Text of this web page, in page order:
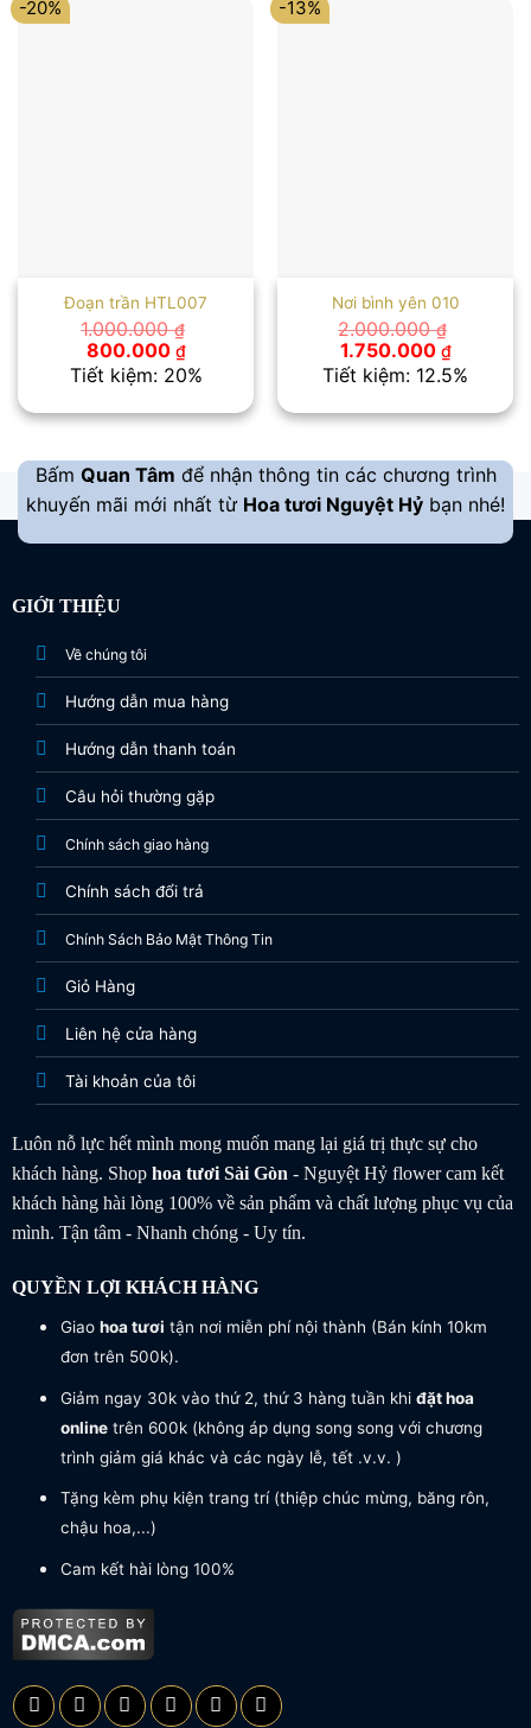
-20%
Đoạn trần HTL007
1.000.000₫
Giá
gốc
là:
800.000 ₫Giá
hiện
tại
800.000 ₫.
Tiết kiệm: 20%
-13%
Nơi bình yên 010
2.000.000₫
Giá
gốc
là:
1.750.000 ₫Giá
hiện
tại
Tiết kiệm: 12.5%
Bấm Quan Tâm để nhận thông tin các chương trình
khuyến mãi mới nhất từ Hoa tươi Nguyệt Hỷ bạn nhé!
GIỚI THIỆU
Về chúng tôi
Hướng dẫn mua hàng
Hướng dẫn thanh toán
Câu hỏi thường gặp
Chính sách giao hàng
Chính sách đổi trả
Chính Sách Bảo Mật Thông Tin
Giỏ Hàng
Liên hệ cửa hàng
Tài khoản của tôi
Luôn nỗ lực hết mình mong muốn mang lại giá trị thực sự cho
khách hàng. Shop hoa tươiSài Gòn- Nguyệt Hỷ flower cam kết
khách hàng hài lòng 100% về sản phẩm và chất lượng phục vụ của
mình. Tận tâm - Nhanh chóng - Uy tín.
QUYỀN LỢI KHÁCH HÀNG
Giao hoa tươi tận nơi miễn phí nội thành (Bán kính 10km
đơn trên 500k).
Giảm ngay 30k vào thứ 2, thứ 3 hàng tuần khi đặt hoa
onlinetrên 600k (không áp dụng song song với chương
trình giảm giá khác và các ngày lễ, tết .v.v. )
Tặng kèm phụ kiện trang trí (thiệp chúc mừng, băng rôn,
chậu hoa,...)
Cam kết hài lòng 100%